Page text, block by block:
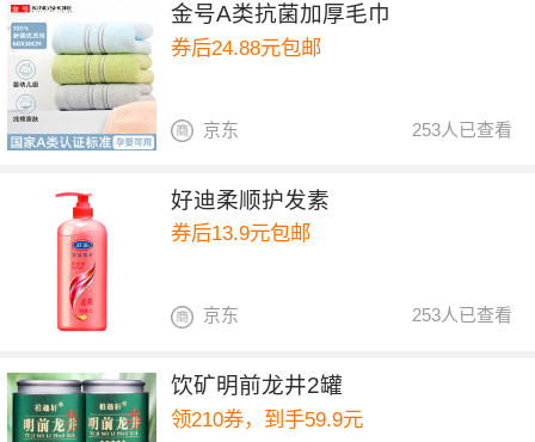
金号A类抗菌加厚毛巾
券后24.88元包邮
253人已查看
京东
好迪柔顺护发素
券后13.9元包邮
253人已查看
京东
饮矿明前龙井2罐
领210券，到手59.9元